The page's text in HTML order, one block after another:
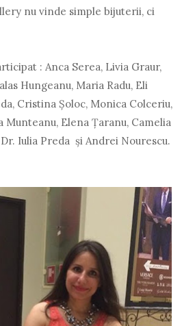
nu vinde simple bijuterii, ci
: Anca Serea, Livia Graur,
Hungeanu, Maria Radu, Eli
Cristina Şoloc, Monica Colceriu,
Munteanu, Elena Ţaranu, Camelia
Iulia Preda şi Andrei Nourescu.